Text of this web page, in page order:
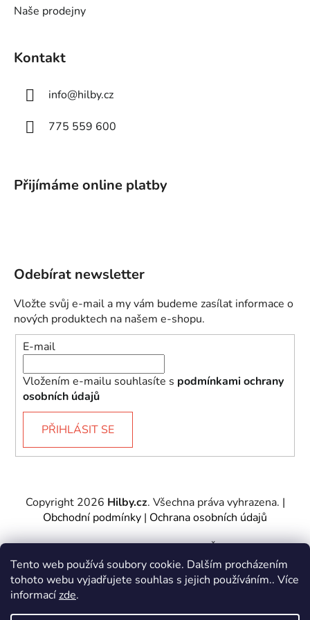
Tento web používá soubory cookie. Dalším procházením
tohoto webu vyjadřujete souhlas s jejich používáním.. Více
informacízde.
Naše prodejny
Kontakt
info@hilby.cz
775 559 600
Přijímáme online platby
Odebírat newsletter
Vložte svůj e-mail a my vám budeme zasílat informace o
nových produktech na našem e-shopu.
E-mail
Vložením e-mailu souhlasíte s podmínkami ochrany
osobních údajů
PŘIHLÁSIT SE
Copyright 2026 Hilby.cz. Všechna práva vyhrazena. |
Obchodní podmínky | Ochrana osobních údajů
Provozovatel e-shopu: Hilby CZ s.r.o., IČ: 27467317, se
sídlem Soukenická 2082/7,11000 Praha 1 – Nové
Město.
Společnost je zapsána u Městského soudu v Praze -